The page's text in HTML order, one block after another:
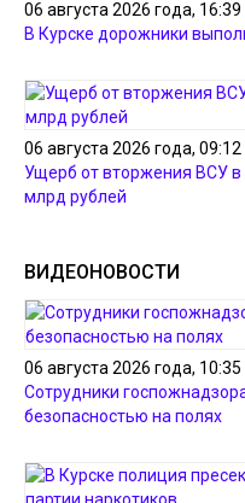
06 августа 2026 года, 16:39
В Курске дорожники
06 августа 2026 года, 09:12
Ущерб от вторжения ВСУ в
млрд рублей
ВИДЕОНОВОСТИ
06 августа 2026 года, 10:35
Сотрудники
безопасностью на полях